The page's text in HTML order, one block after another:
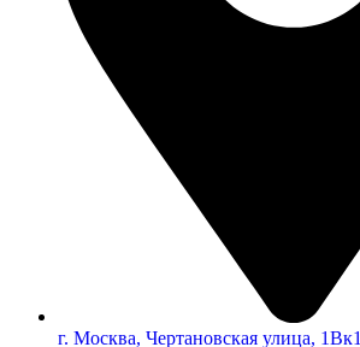
г. Москва, Чертановская улица, 1Вк1